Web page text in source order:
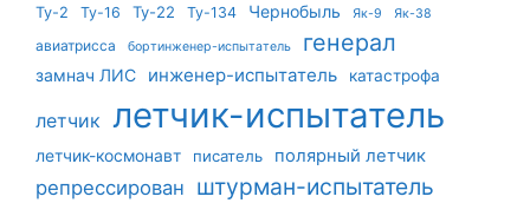
Ту-2 Ту-16 Ту-22 Ту-134 Чернобыль Як-9 Як-38
авиатрисса бортинженер-испытатель генерал
замнач ЛИС инженер-испытатель катастрофа
летчик летчик-испытатель
летчик-космонавт писатель полярный летчик
репрессирован штурман-испытатель